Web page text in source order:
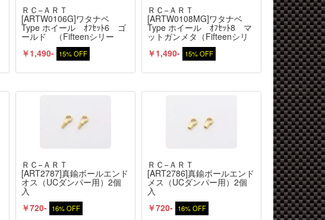
ＲＣ−ＡＲＴ
[ARTW0106G]ワタナベ
Type ホイール ｵﾌｾｯﾄ6 ゴ
ールド （Fifteenシリー
ズ）2個入
￥1,490- 15% OFF
ＲＣ−ＡＲＴ
[ARTW0108MG]ワタナベ
Type ホイール ｵﾌｾｯﾄ8 マ
ットガンメタ（Fifteenシリ
ーズ）2個入
￥1,490- 15% OFF
ＲＣ−ＡＲＴ
[ART2787]真鍮ボールエンド
オス（UCダンパー用）2個
入
￥720- 16% OFF
ＲＣ−ＡＲＴ
[ART2786]真鍮ボールエンド
メス（UCダンパー用）2個
入
￥720- 16% OFF